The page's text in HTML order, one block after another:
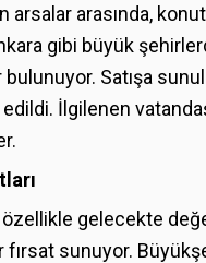
arsalar arasında,
gibi büyük
bulunuyor. Satışa
İlgilenen
özellikle gelecekte
fırsat sunuyor.